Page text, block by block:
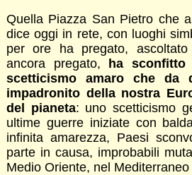
Quella Piazza San Pietro che
dice oggi in rete, con luoghi
per ore ha pregato,
ancora pregato, ha
scetticismo amaro che da
impadronito della nostra
del pianeta: uno scetticismo
ultime guerre iniziate con
infinita amarezza, Paesi
parte in causa, improbabili
Medio Oriente, nel Mediterraneo